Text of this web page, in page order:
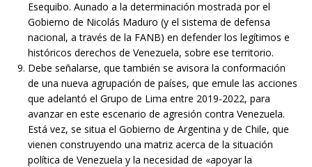
Esequibo. Aunado a la determinación mostrada por el
Gobierno de Nicolás Maduro (y el sistema de defensa
nacional, a través de la FANB) en defender los legítimos e
históricos derechos de Venezuela, sobre ese territorio.
Debe señalarse, que también se avisora la conformación
de una nueva agrupación de países, que emule las acciones
que adelantó el Grupo de Lima entre 2019-2022, para
avanzar en este escenario de agresión contra Venezuela.
Está vez, se situa el Gobierno de Argentina y de Chile, que
vienen construyendo una matriz acerca de la situación
política de Venezuela y la necesidad de «apoyar la